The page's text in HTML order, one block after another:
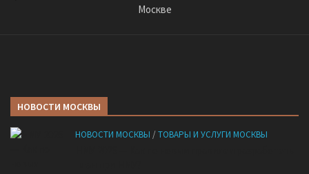
Москве
НОВОСТИ МОСКВЫ
НОВОСТИ МОСКВЫ /ТОВАРЫ И УСЛУГИ МОСКВЫ